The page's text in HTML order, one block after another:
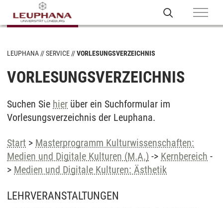
LEUPHANA SERVICE VORLESUNGSVERZEICHNIS
VORLESUNGSVERZEICHNIS
Suchen Sie hier über ein Suchformular im
Vorlesungsverzeichnis der Leuphana.
Start > Masterprogramm Kulturwissenschaften:
Medien und Digitale Kulturen (M.A.) -> Kernbereich -
> Medien und Digitale Kulturen: Ästhetik
LEHRVERANSTALTUNGEN